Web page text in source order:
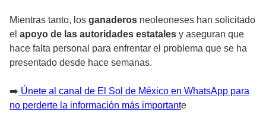
Mientras tanto, los ganaderos neoleoneses han solicitado
el apoyo de las autoridades estatales y aseguran que
hace falta personal para enfrentar el problema que se ha
presentado desde hace semanas.
➡️ Únete al canal de El Sol de México en WhatsApp para
no perderte la información más importante